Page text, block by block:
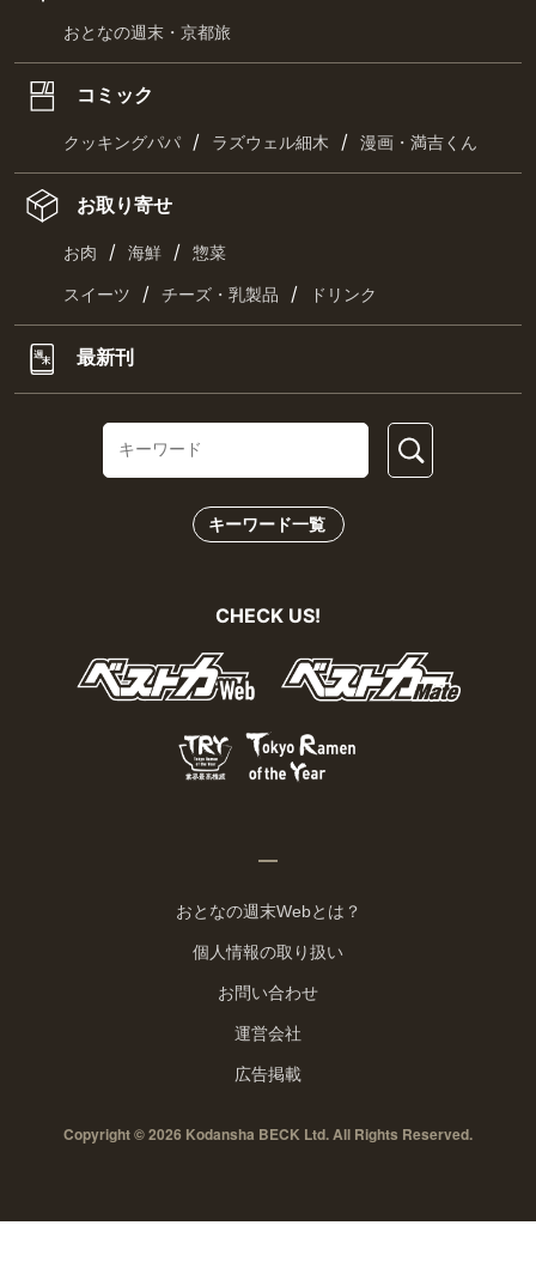
おとなの週末・京都旅
コミック
クッキングパパ / ラズウェル細木 / 漫画・満吉くん
お取り寄せ
お肉 / 海鮮 / 惣菜
スイーツ / チーズ・乳製品 / ドリンク
最新刊
キーワード一覧
CHECK US!
おとなの週末Webとは？
個人情報の取り扱い
お問い合わせ
運営会社
広告掲載
Copyright © 2026 Kodansha BECK Ltd. All Rights Reserved.